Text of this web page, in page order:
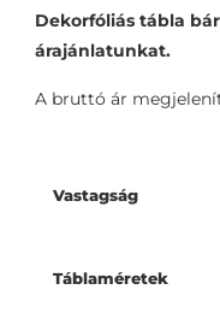
Dekorfóliás tábla
árajánlatunkat.
A bruttó ár
Vastagság
Táblaméretek